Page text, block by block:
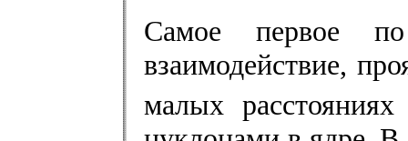
Самое первое
взаимодействие,
малых